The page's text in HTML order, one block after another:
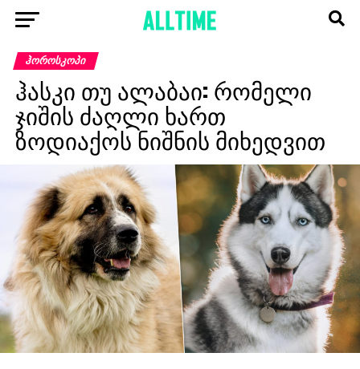
ᲰᲝᲠᲝᲡᲙᲝᲞᲘ
ჰასკი თუ ალაბაი: რომელი
ჯიშის ძაღლი ხართ
ზოდიაქოს ნიშნის მიხედვით